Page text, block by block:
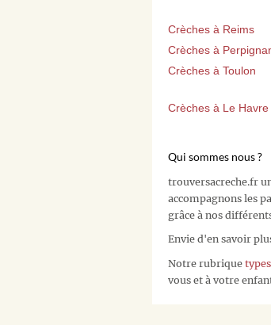
Crèches à Reims
Crèches à
Crèches à Toulon
Crèches à Le Havre
Qui sommes nous ?
trouversacreche.fr
accompagnons les
grâce à nos
Envie d'en savoir
Notre rubrique
vous et à votre